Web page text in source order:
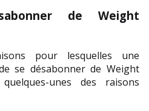
de Weight
pour lesquelles une
se désabonner de Weight
unes des raisons